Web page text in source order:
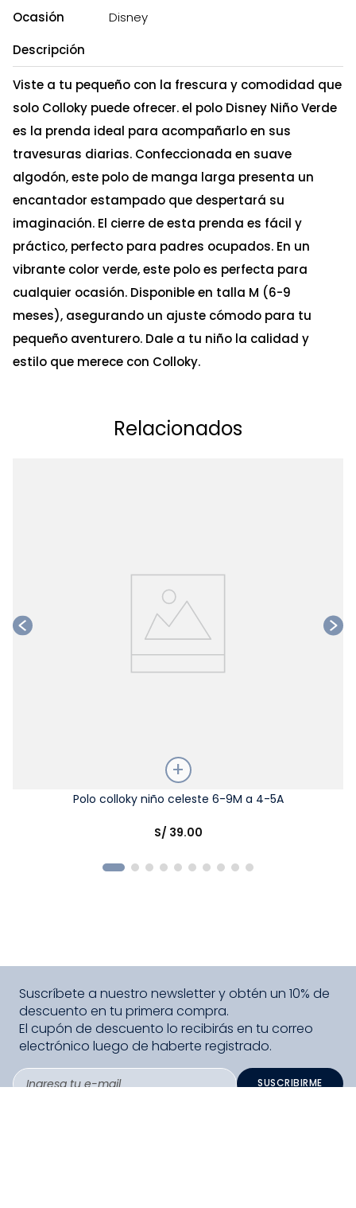
Ocasión
Disney
Descripción
Viste a tu pequeño con la frescura y comodidad que
solo Colloky puede ofrecer. el polo Disney Niño Verde
es la prenda ideal para acompañarlo en sus
travesuras diarias. Confeccionada en suave
algodón, este polo de manga larga presenta un
encantador estampado que despertará su
imaginación. El cierre de esta prenda es fácil y
práctico, perfecto para padres ocupados. En un
vibrante color verde, este polo es perfecta para
cualquier ocasión. Disponible en talla M (6-9
meses), asegurando un ajuste cómodo para tu
pequeño aventurero. Dale a tu niño la calidad y
estilo que merece con Colloky.
Relacionados
Polo colloky niño celeste 6-9M a 4-5A
S/ 39.00
Suscríbete a nuestro newsletter y obtén un 10% de
descuento en tu primera compra.
El cupón de descuento lo recibirás en tu correo
electrónico luego de haberte registrado.
SUSCRIBIRME